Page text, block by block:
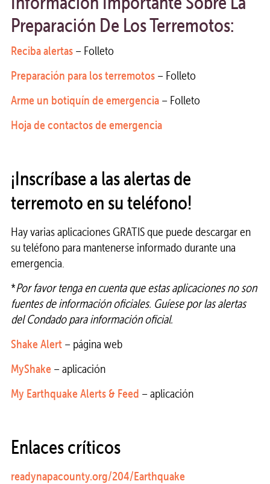
Preparación De Los Terremotos:
Reciba alertas– Folleto
Preparación para los terremotos– Folleto
Arme un botiquín de emergencia– Folleto
Hoja de contactos de emergencia
¡Inscríbase a las alertas de
terremoto en su teléfono!
Hay varias aplicaciones GRATIS que puede descargar en
su teléfono para mantenerse informado durante una
emergencia.
*Por favor tenga en cuenta que estas aplicaciones no son
fuentes de información oficiales. Guíese por las alertas
del Condado para información oficial.
Shake Alert– página web
MyShake – aplicación
My Earthquake Alerts & Feed – aplicación
Enlaces críticos
readynapacounty.org/204/Earthquake